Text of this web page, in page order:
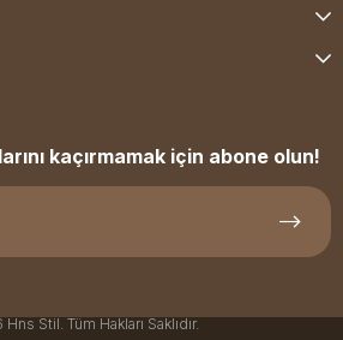
kaçırmamak için abone olun!
Stil. Tüm Hakları Saklıdır.